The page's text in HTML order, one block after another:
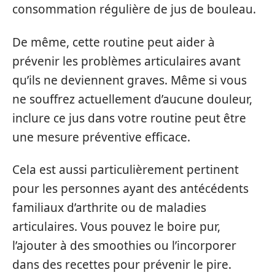
consommation régulière de jus de bouleau.
De même, cette routine peut aider à
prévenir les problèmes articulaires avant
qu’ils ne deviennent graves. Même si vous
ne souffrez actuellement d’aucune douleur,
inclure ce jus dans votre routine peut être
une mesure préventive efficace.
Cela est aussi particulièrement pertinent
pour les personnes ayant des antécédents
familiaux d’arthrite ou de maladies
articulaires. Vous pouvez le boire pur,
l’ajouter à des smoothies ou l’incorporer
dans des recettes pour prévenir le pire.